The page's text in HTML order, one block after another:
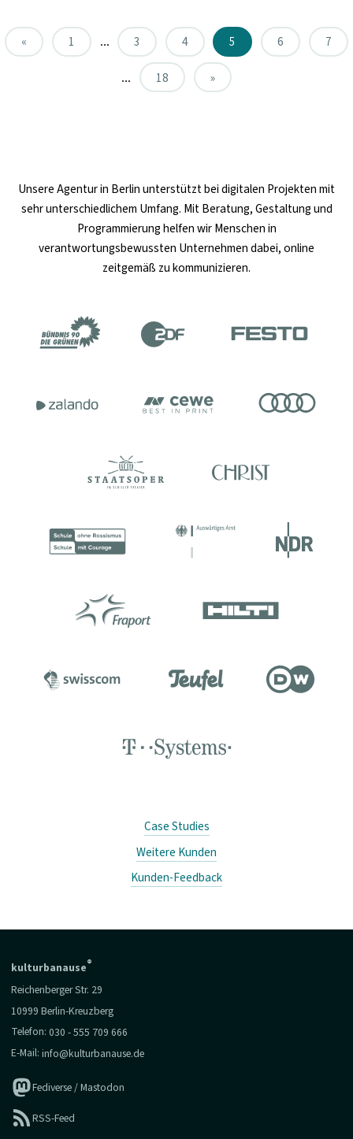
« 1 … 3 4 5 6 7
… 18 »
UnsereAgentur in Berlinunterstützt bei digitalen Projekten mit
sehr unterschiedlichem Umfang. Mit Beratung, Gestaltung und
Programmierung helfen wir Menschen in
verantwortungsbewussten Unternehmen dabei, online
zeitgemäß zu kommunizieren.
Case Studies
Weitere Kunden
Kunden-Feedback
kulturbanause®
Reichenberger Str. 29
10999 Berlin-Kreuzberg
Telefon: 030 - 555 709 666
E-Mail: info@kulturbanause.de
Fediverse / Mastodon
RSS-Feed